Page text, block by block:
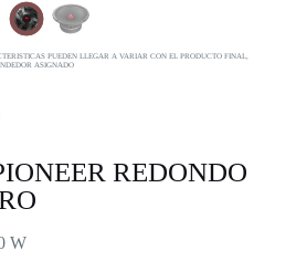
PUEDEN LLEGAR A VARIAR CON EL PRODUCTO FINAL,
ASIGNADO
REDONDO
W